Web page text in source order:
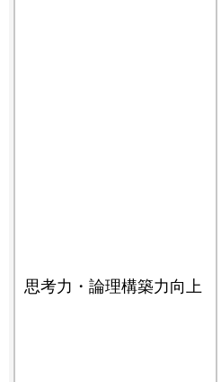
思考力・論理構築力向上